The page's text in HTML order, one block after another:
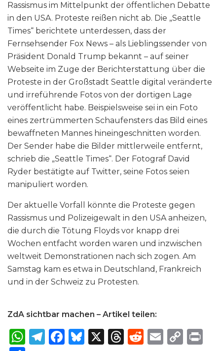
Rassismus im Mittelpunkt der öffentlichen Debatte
in den USA. Proteste reißen nicht ab. Die „Seattle
Times“ berichtete unterdessen, dass der
Fernsehsender Fox News – als Lieblingssender von
Präsident Donald Trump bekannt – auf seiner
Webseite im Zuge der Berichterstattung über die
Proteste in der Großstadt Seattle digital veränderte
und irreführende Fotos von der dortigen Lage
veröffentlicht habe. Beispielsweise sei in ein Foto
eines zertrümmerten Schaufensters das Bild eines
bewaffneten Mannes hineingeschnitten worden.
Der Sender habe die Bilder mittlerweile entfernt,
schrieb die „Seattle Times“. Der Fotograf David
Ryder bestätigte auf Twitter, seine Fotos seien
manipuliert worden.
Der aktuelle Vorfall könnte die Proteste gegen
Rassismus und Polizeigewalt in den USA anheizen,
die durch die Tötung Floyds vor knapp drei
Wochen entfacht worden waren und inzwischen
weltweit Demonstrationen nach sich zogen. Am
Samstag kam es etwa in Deutschland, Frankreich
und in der Schweiz zu Protesten.
ZdA sichtbar machen – Artikel teilen:
W T
F
B X
T
R
E
C